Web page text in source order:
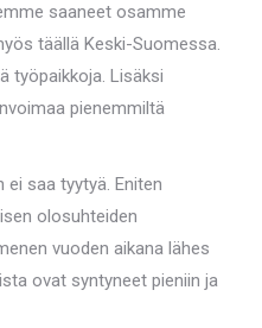
saaneet osamme
täällä Keski-Suomessa.
työpaikkoja. Lisäksi
pienemmiltä
ei saa tyytyä. Eniten
olosuhteiden
vuoden aikana lähes
ovat syntyneet pieniin ja